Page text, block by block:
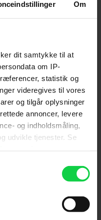
Om
dit samtykke til at
om IP-
statistik og
videregives til vores
og tilgår oplysninger
annoncer, levere
og indholdsmåling,
udvikle tjenester. Se
vores
trykke på "Privacy
forventes at få
2026.
herunder:
skal
slået til. Klik her
konkurrencer